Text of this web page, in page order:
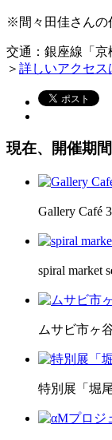
※間々田佳さんの
交通：銀座線「京
＞ 詳しいアクセス
現在、開催期
Gallery Café
spiral market
ムサビ市ヶ
特別展「堀